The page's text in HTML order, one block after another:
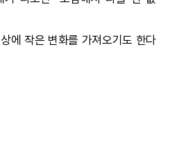
에 작은 변화를 가져오기도 한다